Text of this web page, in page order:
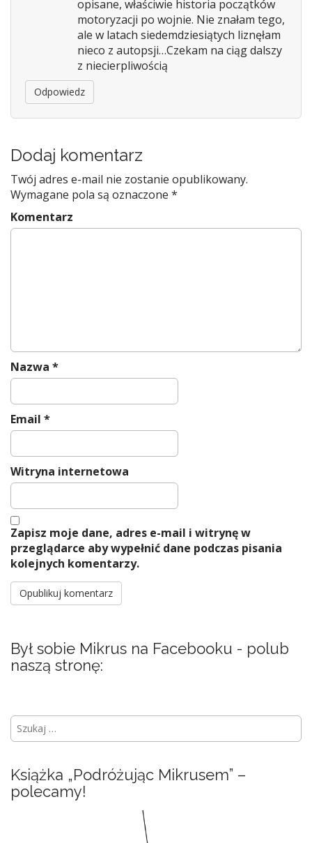
opisane, właściwie historia początków
motoryzacji po wojnie. Nie znałam tego,
ale w latach siedemdziesiątych liznęłam
nieco z autopsji…Czekam na ciąg dalszy
z niecierpliwością
Odpowiedz
Dodaj komentarz
Twój adres e-mail nie zostanie opublikowany.
Wymagane pola są oznaczone *
Komentarz
Nazwa *
Email *
Witryna internetowa
Zapisz moje dane, adres e-mail i witrynę w
przeglądarce aby wypełnić dane podczas pisania
kolejnych komentarzy.
Był sobie Mikrus na Facebooku - polub
naszą stronę:
S
a
j
:
Książka „Podróżując Mikrusem” –
polecamy!